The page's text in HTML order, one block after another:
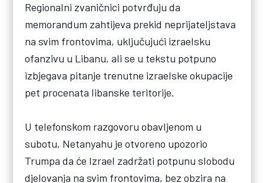
Regionalni zvaničnici potvrđuju da
memorandum zahtijeva prekid neprijateljstava
na svim frontovima, uključujući izraelsku
ofanzivu u Libanu, ali se u tekstu potpuno
izbjegava pitanje trenutne izraelske okupacije
pet procenata libanske teritorije.
U telefonskom razgovoru obavljenom u
subotu, Netanyahu je otvoreno upozorio
Trumpa da će Izrael zadržati potpunu slobodu
djelovanja na svim frontovima, bez obzira na